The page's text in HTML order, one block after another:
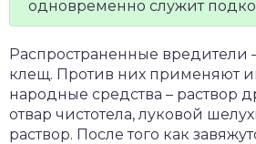
одновременно служит
Распространенные вредители
клещ. Против них применяют
народные средства – раствор
отвар чистотела, луковой
раствор. После того как